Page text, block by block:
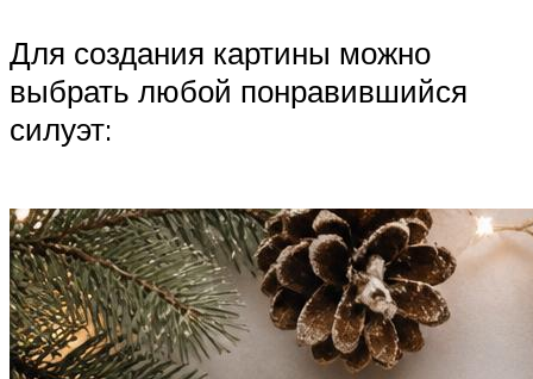
Для создания картины можно
выбрать любой понравившийся
силуэт: